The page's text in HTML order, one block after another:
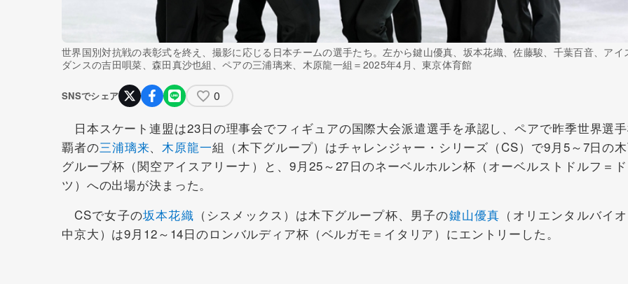
世界国別対抗戦の表彰式を終え、撮影に応じる日本チームの選手たち。左から鍵山優真、坂本花織、佐藤駿、千葉百音、アイ
ダンスの吉田唄菜、森田真沙也組、ペアの三浦璃来、木原龍一組＝2025年4月、東京体育館
SNSでシェア 0
日本スケート連盟は23日の理事会でフィギュアの国際大会派遣選手を承認し、ペアで昨季世界選
覇者の三浦璃来、木原龍一組（木下グループ）はチャレンジャー・シリーズ（CS）で9月5～7日の
グループ杯（関空アイスアリーナ）と、9月25～27日のネーベルホルン杯（オーベルストドルフ＝
ツ）への出場が決まった。
CSで女子の坂本花織 （シスメックス）は木下グループ杯、男子の鍵山優真 （オリエンタルバイ
中京大）は9月12～14日のロンバルディア杯（ベルガモ＝イタリア）にエントリーした。